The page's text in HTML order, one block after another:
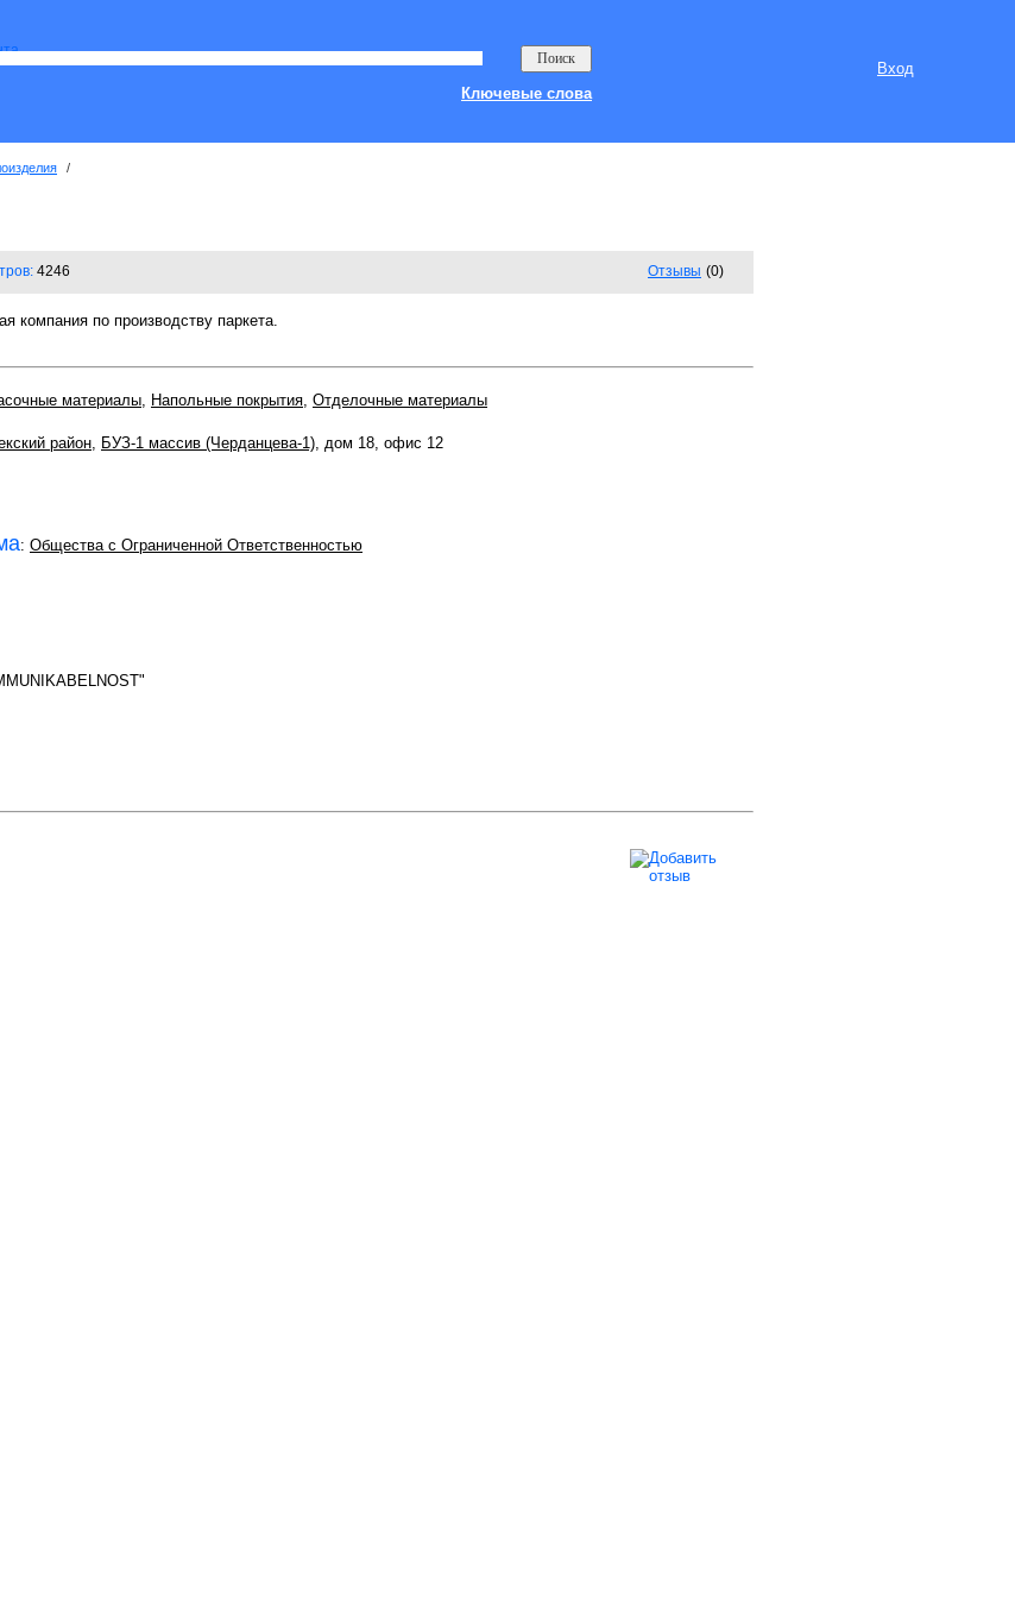
Вход
Ключевые слова
/
4246 Отзывы (0)
по производству паркета.
материалы, Напольные покрытия, Отделочные материалы
район, БУЗ-1 массив (Черданцева-1), дом 18, офис 12
: Общества с Ограниченной Ответственностью